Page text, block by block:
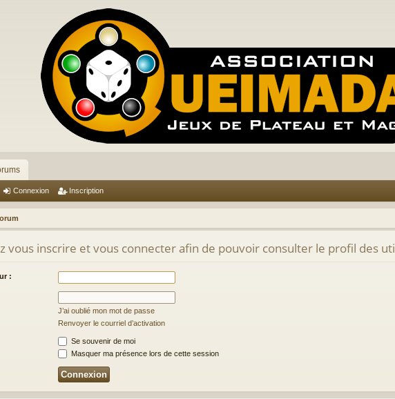
Connexion Inscription
vous inscrire et vous connecter afin de pouvoir consulter le profil des
:
J’ai oublié mon mot de passe
Renvoyer le courriel d’activation
Se souvenir de moi
Masquer ma présence lors de cette session